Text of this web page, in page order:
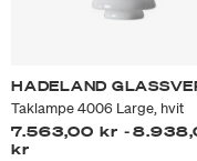
HADELAND
Taklampe 4006 Large, hvit
7.563,00 kr -
kr